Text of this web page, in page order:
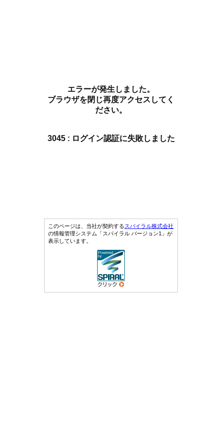
エラーが発生しました。
ブラウザを閉じ再度アクセスしてく
ださい。
3045 : ログイン認証に失敗しました
このページは、当社が契約するスパイラル株式会社
の情報管理システム「スパイラル バージョン1」が
表示しています。